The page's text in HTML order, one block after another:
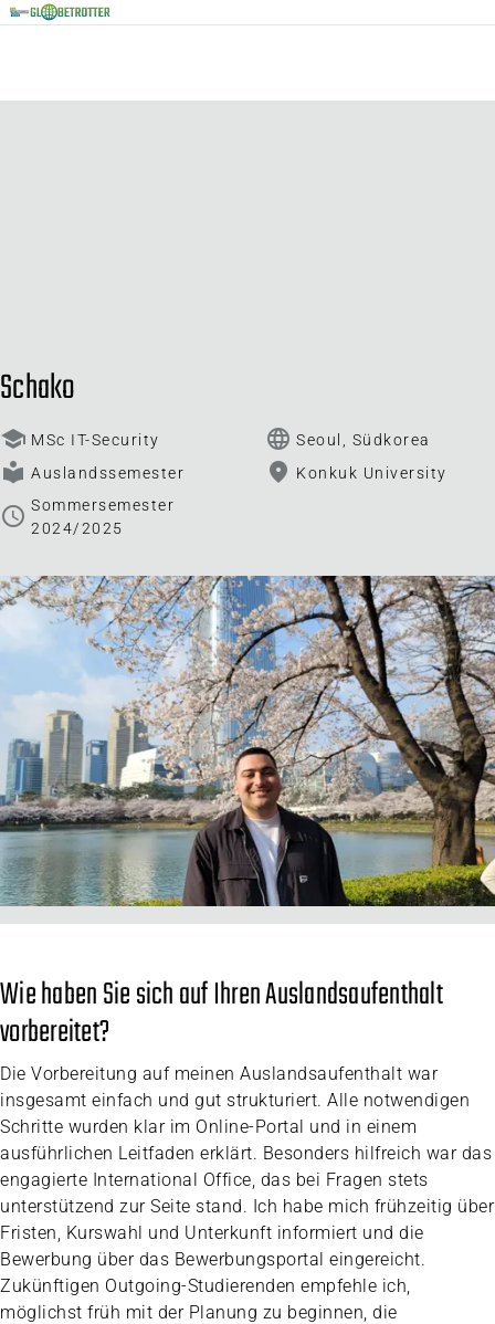
Schako
school MSc IT-Security language Seoul, Südkorea
local_library Auslandssemester fmd_good Konkuk University
schedule Sommersemester
2024/2025
Wie haben Sie sich auf Ihren Auslandsaufenthalt
vorbereitet?
Die Vorbereitung auf meinen Auslandsaufenthalt war
insgesamt einfach und gut strukturiert. Alle notwendigen
Schritte wurden klar im Online-Portal und in einem
ausführlichen Leitfaden erklärt. Besonders hilfreich war das
engagierte International Office, das bei Fragen stets
unterstützend zur Seite stand. Ich habe mich frühzeitig über
Fristen, Kurswahl und Unterkunft informiert und die
Bewerbung über das Bewerbungsportal eingereicht.
Zukünftigen Outgoing-Studierenden empfehle ich,
möglichst früh mit der Planung zu beginnen, die